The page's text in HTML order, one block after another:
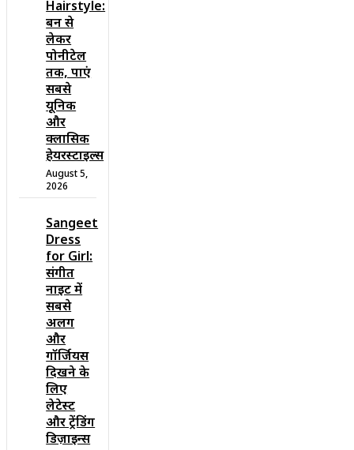
Hairstyle:
बन से
लेकर
पोनीटेल
तक, पाएं
सबसे
यूनिक
और
क्लासिक
हेयरस्टाइल्स
August 5,
2026
Sangeet
Dress
for Girl:
संगीत
नाइट में
सबसे
अलग
और
गॉर्जियस
दिखने के
लिए
लेटेस्ट
और ट्रेंडिंग
डिज़ाइन्स